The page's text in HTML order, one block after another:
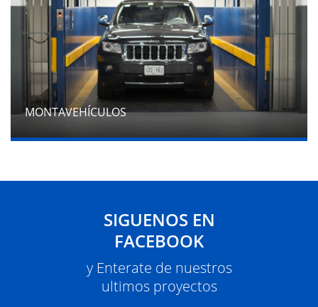
MONTAVEHÍCULOS
SIGUENOS EN
FACEBOOK
y Enterate de nuestros
ultimos proyectos